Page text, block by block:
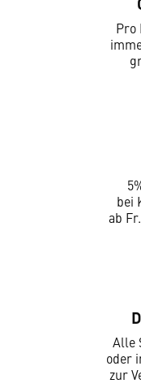
Pro
bei
ab
Alle
oder
zur